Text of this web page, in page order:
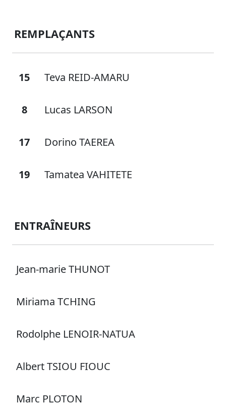
REMPLAÇANTS
15 Teva REID-AMARU
8 Lucas LARSON
17 Dorino TAEREA
19 Tamatea VAHITETE
ENTRAÎNEURS
Jean-marie THUNOT
Miriama TCHING
Rodolphe LENOIR-NATUA
Albert TSIOU FIOUC
Marc PLOTON